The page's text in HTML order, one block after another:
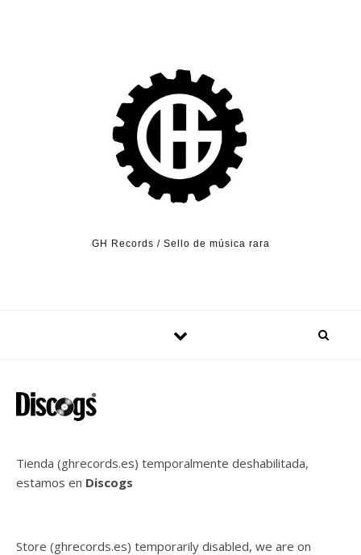
GH Records / Sello de música rara
Tienda (ghrecords.es) temporalmente deshabilitada,
estamos en Discogs
Store (ghrecords.es) temporarily disabled, we are on